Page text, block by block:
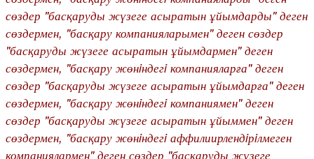
сөздер "басқаруды жүзеге асыратын ұйымдарды" деген
сөздермен, "басқару компанияларымен" деген сөздер
"басқаруды жүзеге асыратын ұйымдармен" деген
сөздермен, "басқару жөнiндегi компанияларға" деген
сөздер "басқаруды жүзеге асыратын ұйымдарға" деген
сөздермен, "басқару жөнiндегi компаниямен" деген
сөздер "басқаруды жүзеге асыратын ұйыммен" деген
сөздермен, "басқару жөнiндегi аффилиирлендiрiлмеген
компаниялармен" деген сөздер "басқаруды жүзеге